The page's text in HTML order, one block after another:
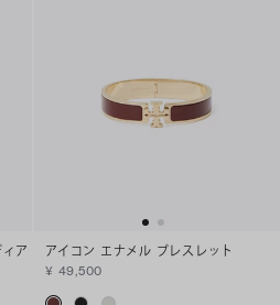
ア
アイコン エナメル ブレスレット
¥ 49,500